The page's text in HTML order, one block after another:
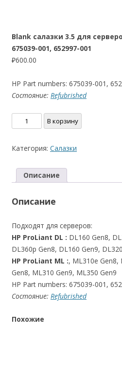
Blank салазки 3.5 для
675039-001, 652997-001
₽600.00
HP Part numbers: 675039-001,
Состояние: Refubrished
Количество
товара
салазки
HP
Gen9
675039-
001,
652997-
001
В корзину
Категория: Салазки
Описание
Описание
Подходят для серверов:
HP ProLiant DL : DL160 Gen8,
DL360p Gen8, DL160 Gen9,
HP ProLiant ML :, ML310e Gen8,
Gen8, ML310 Gen9, ML350 Gen9
HP Part numbers: 675039-001,
Состояние: Refubrished
Похожие